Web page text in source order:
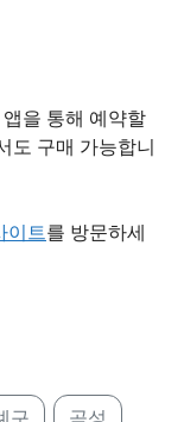
을 통해 예약할
도 구매 가능합니
이트를 방문하세